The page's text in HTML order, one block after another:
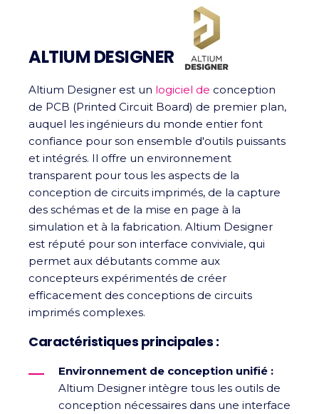
ALTIUM DESIGNER
Altium Designer est un logiciel de conception
de PCB (Printed Circuit Board) de premier plan,
auquel les ingénieurs du monde entier font
confiance pour son ensemble d'outils puissants
et intégrés. Il offre un environnement
transparent pour tous les aspects de la
conception de circuits imprimés, de la capture
des schémas et de la mise en page à la
simulation et à la fabrication. Altium Designer
est réputé pour son interface conviviale, qui
permet aux débutants comme aux
concepteurs expérimentés de créer
efficacement des conceptions de circuits
imprimés complexes.
Caractéristiques principales :
Environnement de conception unifié :
Altium Designer intègre tous les outils de
conception nécessaires dans une interface